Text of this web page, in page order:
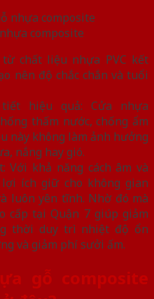
composite
chất liệu nhựa PVC kết
nên độ chắc chắn và tuổi
hiệu quả: Cửa nhựa
thấm nước, chống ẩm
này không làm ảnh hưởng
nắng hay gió.
Với khả năng cách âm và
ích giữ cho không gian
luôn yên tĩnh. Nhờ đó mà
cấp tại Quận 7 giúp giảm
thời duy trì nhiệt độ ổn
và giảm phí sưởi ấm.
gỗ composite